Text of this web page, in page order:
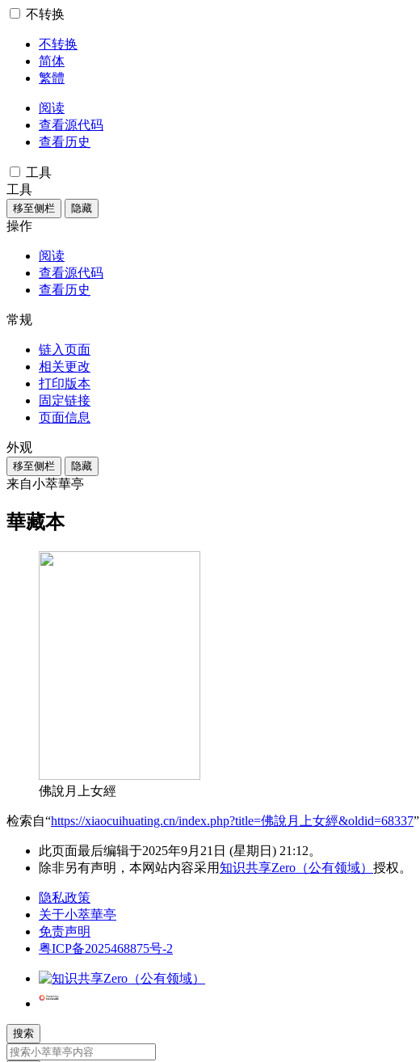
不转换
不转换
简体
繁體
阅读
查看源代码
查看历史
工具
工具
移至侧栏 隐藏
操作
阅读
查看源代码
查看历史
常规
链入页面
相关更改
打印版本
固定链接
页面信息
外观
移至侧栏 隐藏
来自小萃華亭
華藏本
佛說月上女經
检索自“https://xiaocuihuating.cn/index.php?title=佛說月上女經&oldid=68337”
此页面最后编辑于2025年9月21日 (星期日) 21:12。
除非另有声明，本网站内容采用知识共享Zero（公有领域） 授权。
隐私政策
关于小萃華亭
免责声明
粤ICP备2025468875号-2
搜索